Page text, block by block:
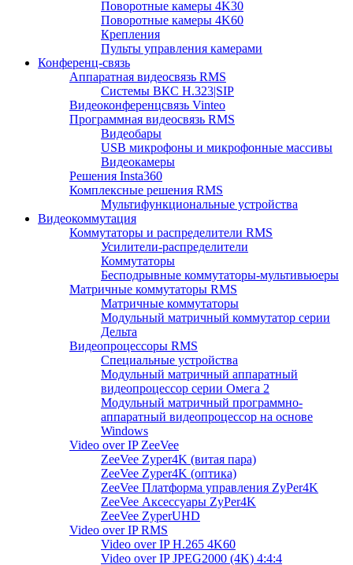
Поворотные камеры 4K30
Поворотные камеры 4K60
Крепления
Пульты управления камерами
Конференц-связь
Аппаратная видеосвязь RMS
Системы ВКС H.323|SIP
Видеоконференцсвязь Vinteo
Программная видеосвязь RMS
Видеобары
USB микрофоны и микрофонные массивы
Видеокамеры
Решения Insta360
Комплексные решения RMS
Мультифункциональные устройства
Видеокоммутация
Коммутаторы и распределители RMS
Усилители-распределители
Коммутаторы
Бесподрывные коммутаторы-мультивьюеры
Матричные коммутаторы RMS
Матричные коммутаторы
Модульный матричный коммутатор серии
Дельта
Видеопроцессоры RMS
Специальные устройства
Модульный матричный аппаратный
видеопроцессор серии Омега 2
Модульный матричный программно-
аппаратный видеопроцессор на основе
Windows
Video over IP ZeeVee
ZeeVee Zyper4K (витая пара)
ZeeVee Zyper4K (оптика)
ZeeVee Платформа управления ZyPer4K
ZeeVee Аксессуары ZyPer4K
ZeeVee ZyperUHD
Video over IP RMS
Video over IP H.265 4K60
Video over IP JPEG2000 (4K) 4:4:4